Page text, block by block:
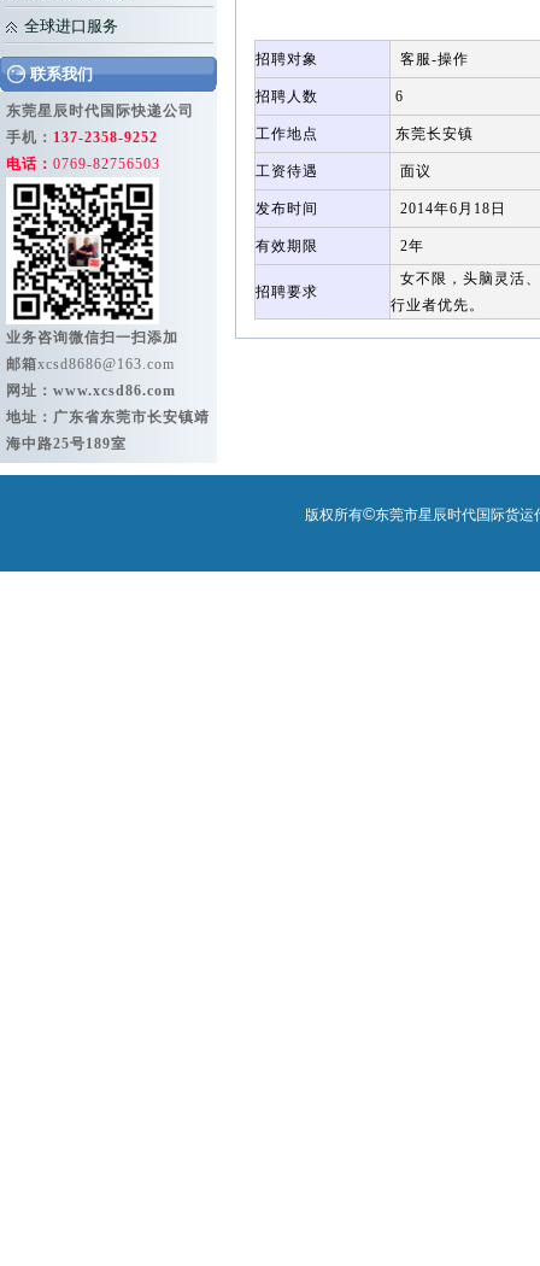
全球进口服务
联系我们
东莞星辰时代国际快递公司
手机： 137-2358-9252
电话： 0769-82756503
业务咨询微信扫一扫添加
邮箱xcsd8686@163.com
网址： www.xcsd86.com
地址：广东省东莞市长安镇靖
海中路25号189室
招聘对象 客服-操作
招聘人数 6
工作地点 东莞长安镇
工资待遇 面议
发布时间 2014年6月18日
有效期限 2年
招聘要求
女不限，头脑灵活
行业者优先。
版权所有©东莞市星辰时代国际货